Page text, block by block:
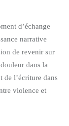
d’échange
narrative
de revenir sur
dans la
de l’écriture dans
violence et